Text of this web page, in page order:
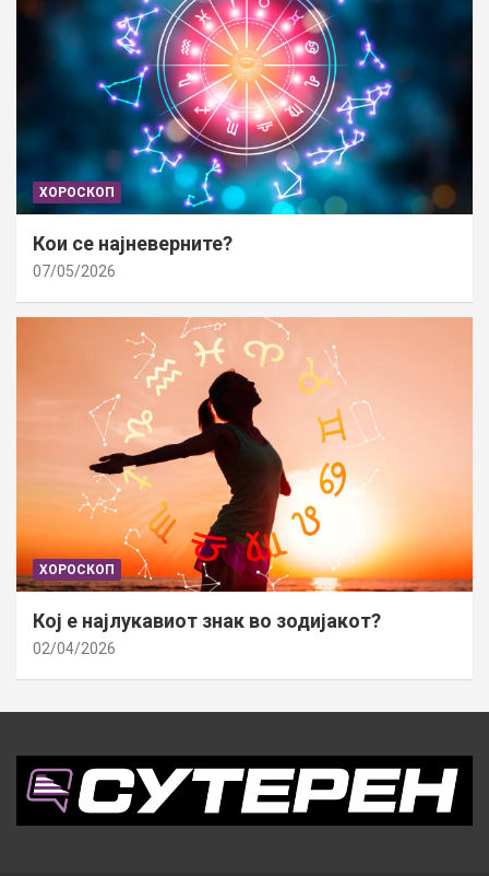
ХОРОСКОП
Кои се најневерните?
07/05/2026
ХОРОСКОП
Кој е најлукавиот знак во зодијакот?
02/04/2026